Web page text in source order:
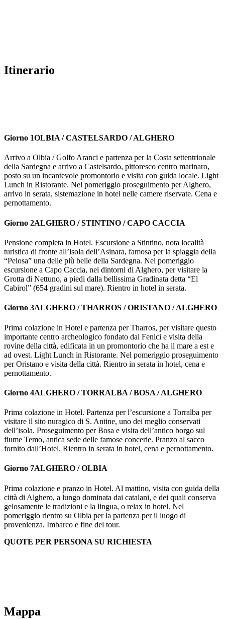
Itinerario
Giorno 1OLBIA / CASTELSARDO / ALGHERO
Arrivo a Olbia / Golfo Aranci e partenza per la Costa settentrionale
della Sardegna e arrivo a Castelsardo, pittoresco centro marinaro,
posto su un incantevole promontorio e visita con guida locale. Light
Lunch in Ristorante. Nel pomeriggio proseguimento per Alghero,
arrivo in serata, sistemazione in hotel nelle camere riservate. Cena e
pernottamento.
Giorno 2ALGHERO / STINTINO / CAPO CACCIA
Pensione completa in Hotel. Escursione a Stintino, nota località
turistica di fronte all’isola dell’Asinara, famosa per la spiaggia della
“Pelosa” una delle più belle della Sardegna. Nel pomeriggio
escursione a Capo Caccia, nei dintorni di Alghero, per visitare la
Grotta di Nettuno, a piedi dalla bellissima Gradinata detta “El
Cabirol” (654 gradini sul mare). Rientro in hotel in serata.
Giorno 3ALGHERO / THARROS / ORISTANO / ALGHERO
Prima colazione in Hotel e partenza per Tharros, per visitare questo
importante centro archeologico fondato dai Fenici e visita della
rovine della città, edificata in un promontorio che ha il mare a est e
ad ovest. Light Lunch in Ristorante. Nel pomeriggio proseguimento
per Oristano e visita della città. Rientro in serata in hotel, cena e
pernottamento.
Giorno 4ALGHERO / TORRALBA / BOSA / ALGHERO
Prima colazione in Hotel. Partenza per l’escursione a Torralba per
visitare il sito nuragico di S. Antine, uno dei meglio conservati
dell’isola. Proseguimento per Bosa e visita dell’antico borgo sul
fiume Temo, antica sede delle famose concerie. Pranzo al sacco
fornito dall’Hotel. Rientro in serata in hotel, cena e pernottamento.
Giorno 7ALGHERO / OLBIA
Prima colazione e pranzo in Hotel. Al mattino, visita con guida della
città di Alghero, a lungo dominata dai catalani, e dei quali conserva
gelosamente le tradizioni e la lingua, o relax in hotel. Nel
pomeriggio rientro su Olbia per la partenza per il luogo di
provenienza. Imbarco e fine del tour.
QUOTE PER PERSONA SU RICHIESTA
Mappa